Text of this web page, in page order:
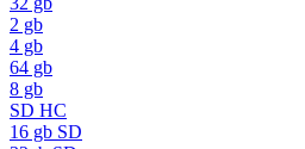
2 gb
4 gb
64 gb
8 gb
SD HC
16 gb SD